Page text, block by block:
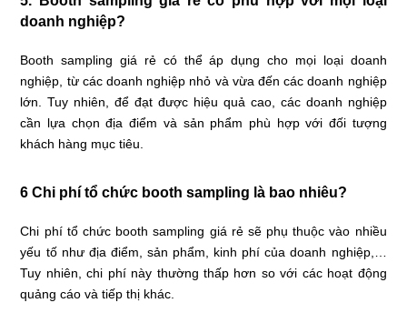
doanh nghiệp?
Booth sampling giá rẻ có thể áp dụng cho mọi loại doanh
nghiệp, từ các doanh nghiệp nhỏ và vừa đến các doanh nghiệp
lớn. Tuy nhiên, để đạt được hiệu quả cao, các doanh nghiệp
cần lựa chọn địa điểm và sản phẩm phù hợp với đối tượng
khách hàng mục tiêu.
6 Chi phí tổ chức booth sampling là bao nhiêu?
Chi phí tổ chức booth sampling giá rẻ sẽ phụ thuộc vào nhiều
yếu tố như địa điểm, sản phẩm, kinh phí của doanh nghiệp,…
Tuy nhiên, chi phí này thường thấp hơn so với các hoạt động
quảng cáo và tiếp thị khác.